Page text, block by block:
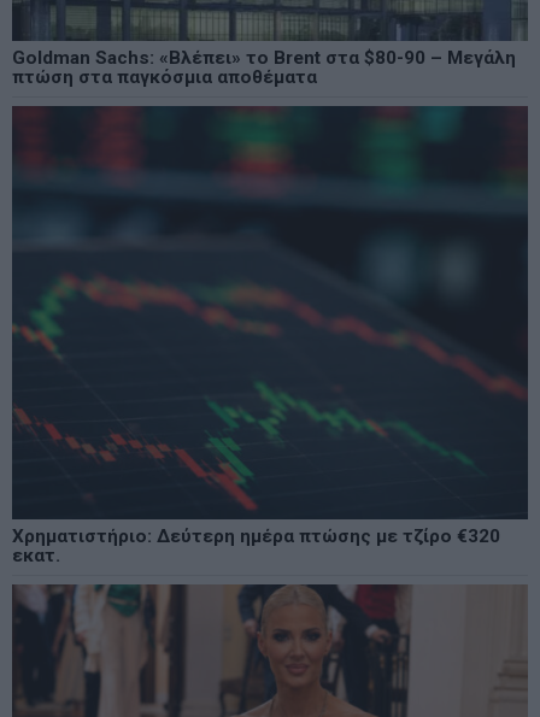
Goldman Sachs: «Βλέπει» το Brent στα $80-90 – Μεγάλη
πτώση στα παγκόσμια αποθέματα
Χρηματιστήριο: Δεύτερη ημέρα πτώσης με τζίρο €320
εκατ.